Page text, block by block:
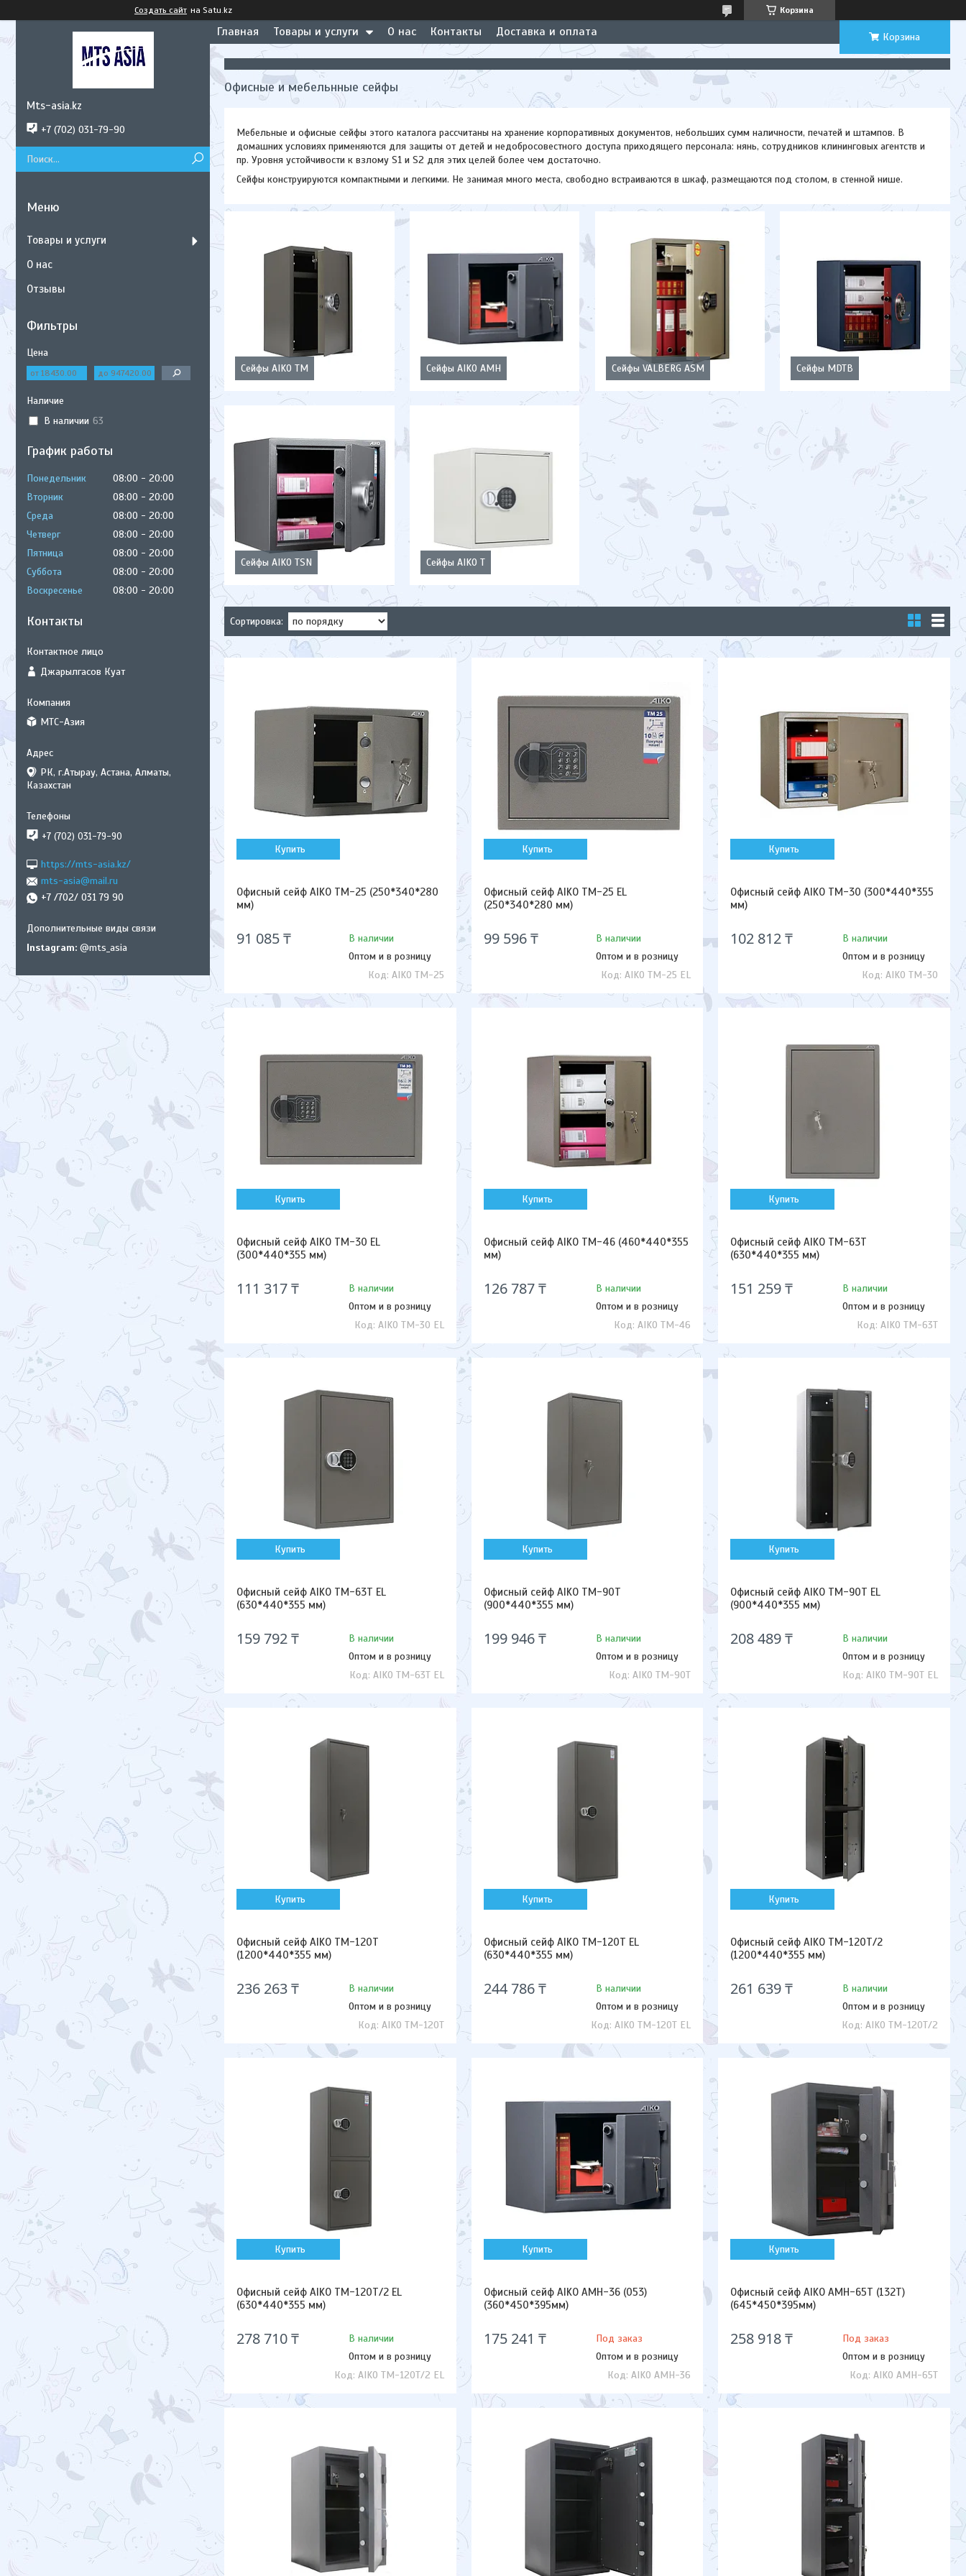
Создать сайт на Satu.kz Корзина
Главная Товары и услуги О нас Контакты Доставка и оплата Корзина
Офисные и мебельнные сейфы
Мебельные и офисные сейфы этого каталога рассчитаны на хранение корпоративных документов, небольших сумм наличности, печатей и штампов. В
домашних условиях применяются для защиты от детей и недобросовестного доступа приходящего персонала: нянь, сотрудников клининговых агентств и
пр. Уровня устойчивости к взлому S1 и S2 для этих целей более чем достаточно.
Сейфы конструируются компактными и легкими. Не занимая много места, свободно встраиваются в шкаф, размещаются под столом, в стенной нише.
Сейфы AIKO ТМ Сейфы AIKO AMH Сейфы VALBERG ASM Сейфы MDTB
Сейфы AIKO TSN Сейфы AIKO T
Купить
Офисный сейф AIKO TM-25 (250*340*280
мм)
91 085 ₸
В наличии
Оптом и в розницу
AIKO TM-25
Купить
Офисный сейф AIKO TM-25 EL
(250*340*280 мм)
99 596 ₸
В наличии
Оптом и в розницу
AIKO TM-25 EL
Купить
Офисный сейф AIKO TM-30 (300*440*355
мм)
102 812 ₸
В наличии
Оптом и в розницу
AIKO TM-30
Купить
Офисный сейф AIKO TM-30 EL
(300*440*355 мм)
111 317 ₸
В наличии
Оптом и в розницу
AIKO TM-30 EL
Купить
Офисный сейф AIKO TM-46 (460*440*355
мм)
126 787 ₸
В наличии
Оптом и в розницу
AIKO TM-46
Купить
Офисный сейф AIKO TM-63T
(630*440*355 мм)
151 259 ₸
В наличии
Оптом и в розницу
AIKO TM-63T
Купить
Офисный сейф AIKO TM-63T EL
(630*440*355 мм)
159 792 ₸
В наличии
Оптом и в розницу
AIKO TM-63T EL
Купить
Офисный сейф AIKO TM-90T
(900*440*355 мм)
199 946 ₸
В наличии
Оптом и в розницу
AIKO TM-90T
Купить
Офисный сейф AIKO TM-90T EL
(900*440*355 мм)
208 489 ₸
В наличии
Оптом и в розницу
AIKO TM-90T EL
Купить
Офисный сейф AIKO TM-120T
(1200*440*355 мм)
236 263 ₸
В наличии
Оптом и в розницу
AIKO TM-120T
Купить
Офисный сейф AIKO TM-120T EL
(630*440*355 мм)
244 786 ₸
В наличии
Оптом и в розницу
AIKO TM-120T EL
Купить
Офисный сейф AIKO TM-120T/2
(1200*440*355 мм)
261 639 ₸
В наличии
Оптом и в розницу
AIKO TM-120T/2
Купить
Офисный сейф AIKO TM-120T/2 EL
(630*440*355 мм)
278 710 ₸
В наличии
Оптом и в розницу
AIKO TM-120T/2 EL
Купить
Офисный сейф AIKO AMH-36 (053)
(360*450*395мм)
175 241 ₸
Под заказ
Оптом и в розницу
AIKO AMH-36
Купить
Офисный сейф AIKO AMH-65Т (132Т)
(645*450*395мм)
258 918 ₸
Под заказ
Оптом и в розницу
AIKO AMH-65Т
Mts-asia.kz
+7 (702) 031-79-90
Товары и услуги
О нас
Отзывы
Фильтры
Цена
Наличие
В наличии 63
График работы
Понедельник 08:00
20:00
Вторник
08:00
20:00
Среда
08:00
20:00
Четверг
08:00
20:00
Пятница
08:00
20:00
Суббота
08:00
20:00
Воскресенье
08:00 20:00
Контакты
Джарылгасов Куат
МТС-Азия
РК, г.Атырау, Астана, Алматы,
Казахстан
+7 (702) 031-79-90
https://mts-asia.kz/
mts-asia@mail.ru
+7 /702/ 031 79 90
Instagram @mts_asia